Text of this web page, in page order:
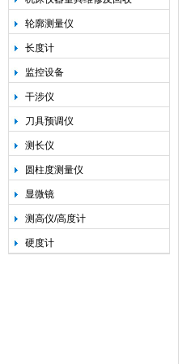
轮廓测量仪
长度计
监控设备
干涉仪
刀具预调仪
测长仪
圆柱度测量仪
显微镜
测高仪/高度计
硬度计